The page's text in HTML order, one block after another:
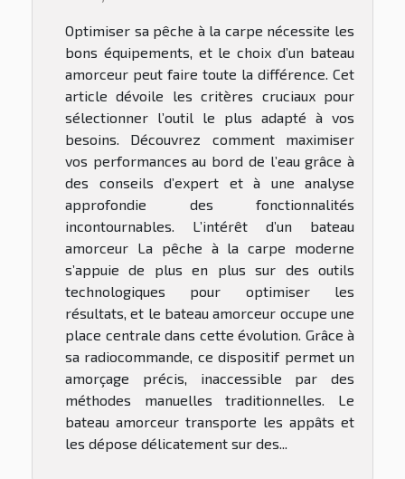
Optimiser sa pêche à la carpe nécessite les
bons équipements, et le choix d’un bateau
amorceur peut faire toute la différence. Cet
article dévoile les critères cruciaux pour
sélectionner l’outil le plus adapté à vos
besoins. Découvrez comment maximiser
vos performances au bord de l’eau grâce à
des conseils d’expert et à une analyse
approfondie des fonctionnalités
incontournables. L’intérêt d’un bateau
amorceur La pêche à la carpe moderne
s’appuie de plus en plus sur des outils
technologiques pour optimiser les
résultats, et le bateau amorceur occupe une
place centrale dans cette évolution. Grâce à
sa radiocommande, ce dispositif permet un
amorçage précis, inaccessible par des
méthodes manuelles traditionnelles. Le
bateau amorceur transporte les appâts et
les dépose délicatement sur des...